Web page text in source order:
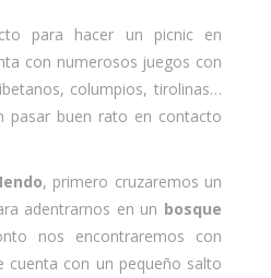
para hacer un picnic en
con numerosos juegos con
columpios, tirolinas…
pasar buen rato en contacto
, primero cruzaremos un
adentrarnos en un bosque
nos encontraremos con
cuenta con un pequeño salto